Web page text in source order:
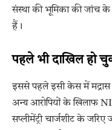
संस्था की भूमिका की जांच के
हैं।
पहले भी दाखिल हो
इससे पहले इसी केस में मद्रास
अन्य आरोपियों के खिलाफ
सप्लीमेंट्री चार्जशीट के